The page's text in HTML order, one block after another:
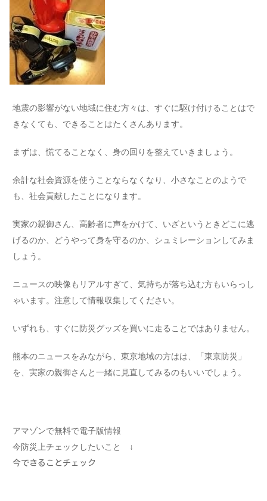
地震の影響がない地域に住む方々は、すぐに駆け付けることはで
きなくても、できることはたくさんあります。
まずは、慌てることなく、身の回りを整えていきましょう。
余計な社会資源を使うことならなくなり、小さなことのようで
も、社会貢献したことになります。
実家の親御さん、高齢者に声をかけて、いざというときどこに逃
げるのか、どうやって身を守るのか、シュミレーションしてみま
しょう。
ニュースの映像もリアルすぎて、気持ちが落ち込む方もいらっし
ゃいます。注意して情報収集してください。
いずれも、すぐに防災グッズを買いに走ることではありません。
熊本のニュースをみながら、東京地域の方はは、「東京防災」
を、実家の親御さんと一緒に見直してみるのもいいでしょう。
アマゾンで無料で電子版情報
今防災上チェックしたいこと ↓
今できることチェック